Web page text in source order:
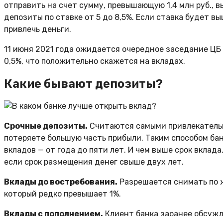
отправить на счет сумму, превышающую 1,4 млн руб.,
депозиты по ставке от 5 до 8,5%. Если ставка будет
привлечь деньги.
11 июня 2021 года ожидается очередное заседание
0,5%, что положительно скажется на вкладах.
Какие бывают депозиты?
Срочные депозиты. Считаются самыми
потеряете большую часть прибыли. Таким способом
вкладов — от года до пяти лет. И чем выше срок
если срок размещения денег свыше двух лет.
Вклады до востребования. Разрешается снимать по
который редко превышает 1%.
Вклады с пополнением. Клиент банка заранее